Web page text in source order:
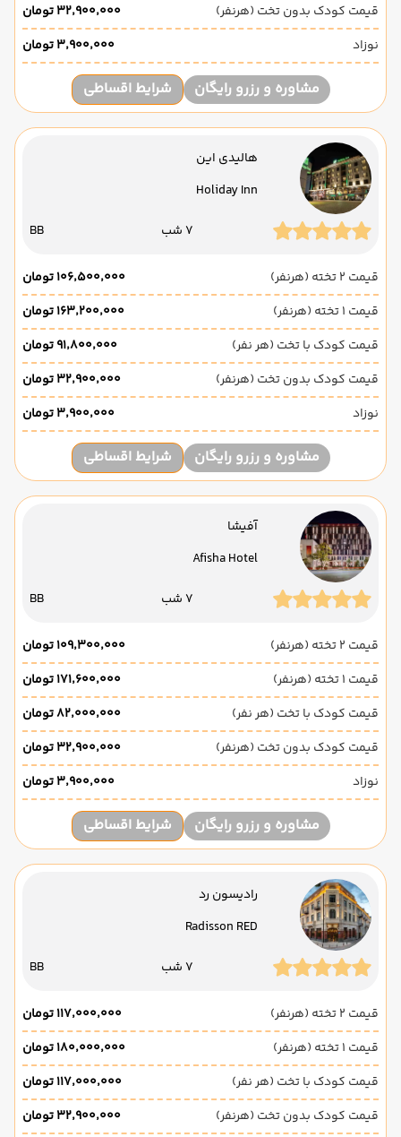
قیمت کودک بدون تخت (هرنفر)
۳۲٬۹۰۰٬۰۰۰ تومان
نوزاد
۳٬۹۰۰٬۰۰۰ تومان
مشاوره و رزرو رایگان شرایط اقساطی
هالیدی این
Holiday Inn
7 شب BB
قیمت 2 تخته (هرنفر)
۱۰۶٬۵۰۰٬۰۰۰ تومان
قیمت 1 تخته (هرنفر)
۱۶۳٬۲۰۰٬۰۰۰ تومان
قیمت کودک با تخت (هر نفر)
۹۱٬۸۰۰٬۰۰۰ تومان
قیمت کودک بدون تخت (هرنفر)
۳۲٬۹۰۰٬۰۰۰ تومان
نوزاد
۳٬۹۰۰٬۰۰۰ تومان
مشاوره و رزرو رایگان شرایط اقساطی
آفیشا
Afisha Hotel
7 شب BB
قیمت 2 تخته (هرنفر)
۱۰۹٬۳۰۰٬۰۰۰ تومان
قیمت 1 تخته (هرنفر)
۱۷۱٬۶۰۰٬۰۰۰ تومان
قیمت کودک با تخت (هر نفر)
۸۲٬۰۰۰٬۰۰۰ تومان
قیمت کودک بدون تخت (هرنفر)
۳۲٬۹۰۰٬۰۰۰ تومان
نوزاد
۳٬۹۰۰٬۰۰۰ تومان
مشاوره و رزرو رایگان شرایط اقساطی
رادیسون رد
Radisson RED
7 شب BB
قیمت 2 تخته (هرنفر)
۱۱۷٬۰۰۰٬۰۰۰ تومان
قیمت 1 تخته (هرنفر)
۱۸۰٬۰۰۰٬۰۰۰ تومان
قیمت کودک با تخت (هر نفر)
۱۱۷٬۰۰۰٬۰۰۰ تومان
قیمت کودک بدون تخت (هرنفر)
۳۲٬۹۰۰٬۰۰۰ تومان